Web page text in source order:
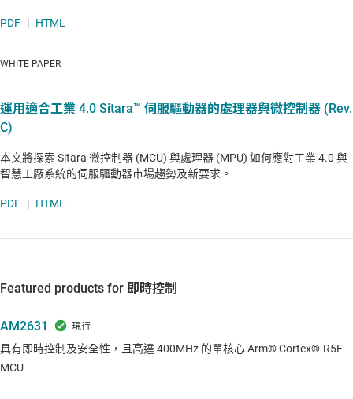
PDF | HTML
WHITE PAPER
運用適合工業 4.0 Sitara™ 伺服驅動器的處理器與微控制器 (Rev.
C)
本文將探索 Sitara 微控制器 (MCU) 與處理器 (MPU) 如何應對工業 4.0 與
智慧工廠系統的伺服驅動器市場趨勢及新要求。
PDF | HTML
Featured products for 即時控制
AM2631
具有即時控制及安全性，且高達 400MHz 的單核心 Arm® Cortex®-R5F
MCU